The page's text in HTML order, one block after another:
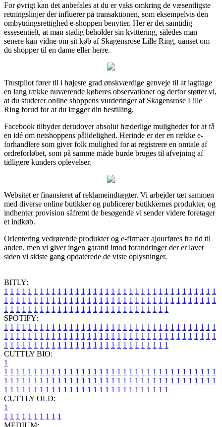
For øvrigt kan det anbefales at du er vaks omkring de væsentligste
retningslinjer der influerer på transaktionen, som eksempelvis den
ombytningsrettighed e-shoppen benytter. Her er det samtidig
essesentielt, at man stadig beholder sin kvittering, således man
senere kan vidne om sit køb af Skagensrose Lille Ring, uanset om
du shopper til en dame eller herre.
Trustpilot fører til i højeste grad ønskværdige genveje til at iagttage
en lang række nuværende køberes observationer og derfor støtter vi,
at du studerer online shoppens vurderinger af Skagensrose Lille
Ring forud for at du lægger din bestilling.
Facebook tilbyder derudover absolut hæderlige muligheder for at få
en idé om netshoppens pålidelighed. Herinde er der en række e-
forhandlere som giver folk mulighed for at registrere en omtale af
ordreforløbet, som på samme måde burde bruges til afvejning af
tidligere kunders oplevelser.
Websitet er finansieret af reklameindtægter. Vi arbejder tæt sammen
med diverse online butikker og publicerer butikkernes produkter, og
indhenter provision såfremt de besøgende vi sender videre foretager
et indkøb.
Orientering vedrørende produkter og e-firmaer ajourføres fra tid til
anden, men vi giver ingen garanti imod forandringer der er lavet
siden vi sidste gang opdaterede de viste oplysninger.
BITLY:
1 1 1 1 1 1 1 1 1 1 1 1 1 1 1 1 1 1 1 1 1 1 1 1 1 1 1 1 1 1 1 1 1 1 1 1
1 1 1 1 1 1 1 1 1 1 1 1 1 1 1 1 1 1 1 1 1 1 1 1 1 1 1 1 1 1 1 1 1 1 1 1
1 1 1 1 1 1 1 1 1 1 1 1 1 1 1 1 1 1 1 1 1 1 1 1 1 1 1 1
SPOTIFY:
1 1 1 1 1 1 1 1 1 1 1 1 1 1 1 1 1 1 1 1 1 1 1 1 1 1 1 1 1 1 1 1 1 1 1 1
1 1 1 1 1 1 1 1 1 1 1 1 1 1 1 1 1 1 1 1 1 1 1 1 1 1 1 1 1 1 1 1 1 1 1 1
1 1 1 1 1 1 1 1 1 1 1 1 1 1 1 1 1 1 1 1 1 1 1 1 1 1 1 1
CUTTLY BIO:
1
1 1 1 1 1 1 1 1 1 1 1 1 1 1 1 1 1 1 1 1 1 1 1 1 1 1 1 1 1 1 1 1 1 1 1 1
1 1 1 1 1 1 1 1 1 1 1 1 1 1 1 1 1 1 1 1 1 1 1 1 1 1 1 1 1 1 1 1 1 1 1 1
1 1 1 1 1 1 1 1 1 1 1 1 1 1 1 1 1 1 1 1 1 1 1 1 1 1 1 1
CUTTLY OLD:
1
1 1 1 1 1 1 1 1 1 1
MEDIUM: